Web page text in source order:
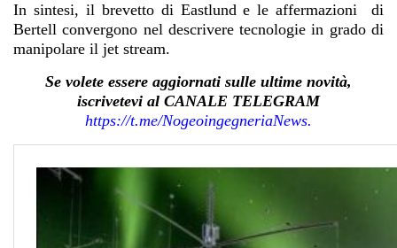
In sintesi, il brevetto di Eastlund e le affermazioni di
Bertell convergono nel descrivere tecnologie in grado di
manipolare il jet stream.
Se volete essere aggiornati sulle ultime novità,
iscrivetevi al CANALE TELEGRAM
https://t.me/NogeoingegneriaNews.